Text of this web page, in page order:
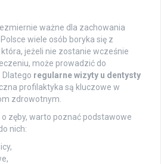
ważne dla zachowania
wiele osób boryka się z
która, jeżeli nie zostanie wcześnie
może prowadzić do
Dlatego regularne wizyty u dentysty
profilaktyka są kluczowe w
zdrowotnym.
zęby, warto poznać podstawowe
nich: